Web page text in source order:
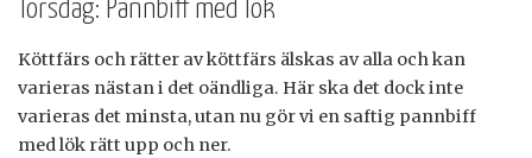
Torsdag: Pannbiff med lök
Köttfärs och rätter av köttfärs älskas av alla och kan
varieras nästan i det oändliga. Här ska det dock inte
varieras det minsta, utan nu gör vi en saftig pannbiff
med lök rätt upp och ner.